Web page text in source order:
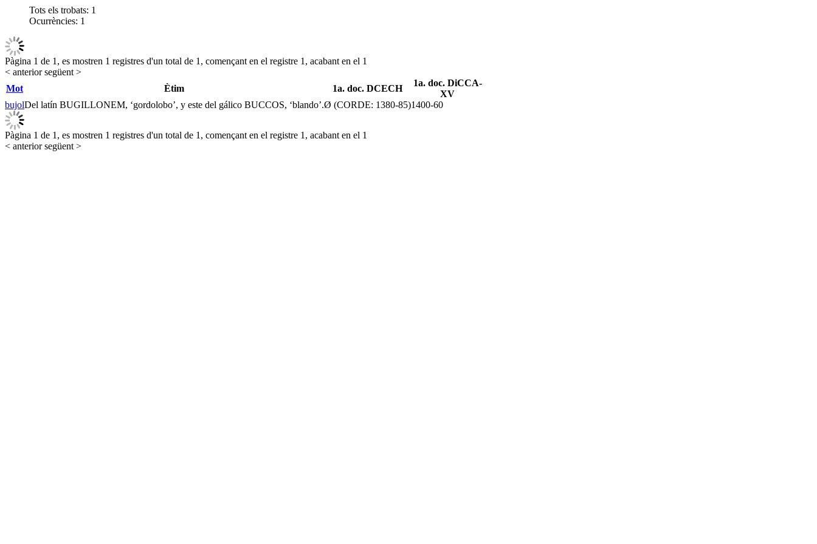
Tots els trobats: 1
Ocurrències: 1
Pàgina 1 de 1, es mostren 1 registres d'un total de 1, començant en el registre 1, acabant en el 1
< anteriorsegüent >
Mot
Ètim 1a. doc. DCECH
1a. doc. DiCCA-
XV
bujolDel latín BUGILLONEM, ‘gordolobo’, y este del gálico BUCCOS, ‘blando’.Ø (CORDE: 1380-85)1400-60
Pàgina 1 de 1, es mostren 1 registres d'un total de 1, començant en el registre 1, acabant en el 1
< anteriorsegüent >